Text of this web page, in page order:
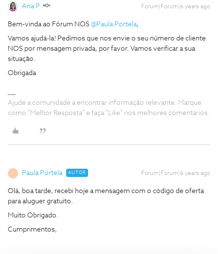
Ana P. Forum|Forum|6 years ago
Bem-vinda ao Fórum NOS @Paula Portela,
Vamos ajudá-la! Pedimos que nos envie o seu número de cliente
NOS por mensagem privada, por favor. Vamos verificar a sua
situação.
Obrigada
Ajude a comunidade a encontrar informação relevante. Marque
como "Melhor Resposta" e faça "Like" nos melhores comentários.
P Paula Portela AUTOR Forum|Forum|6 years ago
Olá, boa tarde, recebi hoje a mensagem com o código de oferta
para aluguer gratuito.
Muito Obrigado.
Cumprimentos,